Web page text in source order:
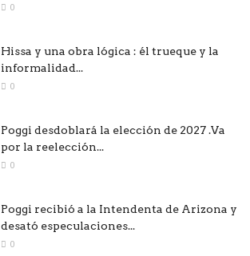
0
Hissa y una obra lógica : él trueque y la
informalidad...
0
Poggi desdoblará la elección de 2027 .Va
por la reelección...
0
Poggi recibió a la Intendenta de Arizona y
desató especulaciones...
0